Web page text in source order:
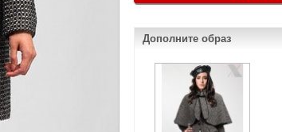
Дополните образ